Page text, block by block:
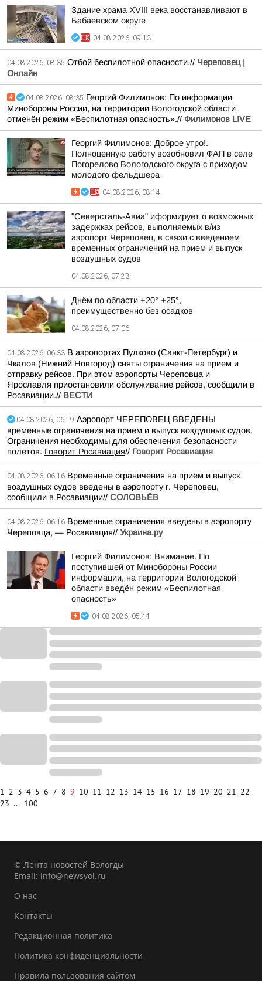
Здание храма XVIII века восстанавливают в
Бабаевском округе
04.08.2026, 09:13
04.08.2026, 08:35 Отбой беспилотной опасности.// Череповец |
Онлайн
04.08.2026, 08:35 Георгий Филимонов: По информации
Минобороны России, на территории Вологодской области
отменён режим «Беспилотная опасность».// Филимонов LIVE
Георгий Филимонов: Доброе утро!.
Полноценную работу возобновил ФАП в селе
Погорелово Вологодского округа с приходом
молодого фельдшера
04.08.2026, 08:14
"Северсталь-Авиа" иформирует о возможных
задержках рейсов, выполняемых в/из
аэропорт Череповец, в связи с введением
временных ограничений на прием и выпуск
воздушных судов
04.08.2026, 07:23
Днём по области +20° +25°,
преимущественно без осадков
04.08.2026, 07:06
04.08.2026, 06:33 В аэропортах Пулково (Санкт-Петербург) и
Чкалов (Нижний Новгород) сняты ограничения на прием и
отправку рейсов. При этом аэропорты Череповца и
Ярославля приостановили обслуживание рейсов, сообщили в
Росавиации.// ВЕСТИ
04.08.2026, 06:19 Аэропорт ЧЕРЕПОВЕЦ ВВЕДЕНЫ
временные ограничения на прием и выпуск воздушных судов.
Ограничения необходимы для обеспечения безопасности
полетов. Говорит Росавиация// Говорит Росавиация
04.08.2026, 06:16 Временные ограничения на приём и выпуск
воздушных судов введены в аэропорту г. Череповец,
сообщили в Росавиации// СОЛОВЬЁВ
04.08.2026, 06:16 Временные ограничения введены в аэропорту
Череповца, — Росавиация// Украина.ру
Георгий Филимонов: Внимание. По
поступившей от Минобороны России
информации, на территории Вологодской
области введён режим «Беспилотная
опасность»
04.08.2026, 05:44
1 2 3 4 5 6 7 8 9 10 11 12 13 14 15 16 17 18 19 20 21 22
23 ... 100
© Лента новостей Вологды
Email: info@newsvol.ru
О нас
Контакты
Редакционная политика
Политика конфиденциальности
Правила пользования сайтом